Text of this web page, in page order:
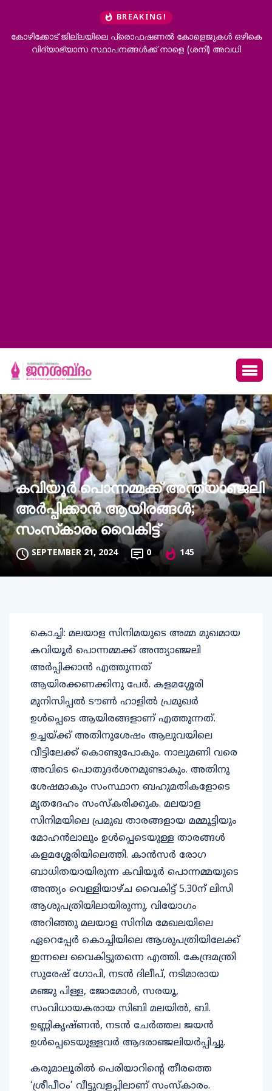
BREAKING!
ജില്ലയിലെ പ്രൊഫഷണൽ കോളെജുകൾ ഒഴികെ
സ്ഥാപനങ്ങൾക്ക് നാളെ (ശനി) അവധി
കവിയൂര്‍ പൊന്നമ്മക്ക് അന്ത്യാഞ്ജലി
അര്‍പ്പിക്കാന്‍ ആയിരങ്ങള്‍;
സംസ്‌കാരം വൈകിട്ട്
SEPTEMBER 21, 2024 0 145
കൊച്ചി: മലയാള സിനിമയുടെ അമ്മ മുഖമായ
കവിയൂര്‍ പൊന്നമ്മക്ക് അന്ത്യാഞ്ജലി
അര്‍പ്പിക്കാന്‍ എത്തുന്നത്
ആയിരക്കണക്കിനു പേര്‍. കളമശ്ശേരി
മുനിസിപ്പല്‍ ടൗണ്‍ ഹാളില്‍ പ്രമുഖര്‍
ഉള്‍പ്പെടെ ആയിരങ്ങളാണ് എത്തുന്നത്.
ഉച്ചയ്ക്ക് അതിനുശേഷം ആലുവയിലെ
വീട്ടിലേക്ക് കൊണ്ടുപോകും. നാലുമണി വരെ
അവിടെ പൊതുദര്‍ശനമുണ്ടാകും. അതിനു
ശേഷമാകും സംസ്ഥാന ബഹുമതികളോടെ
മൃതദേഹം സംസ്‌കരിക്കുക. മലയാള
സിനിമയിലെ പ്രമുഖ താരങ്ങളായ മമ്മൂട്ടിയും
മോഹന്‍ലാലും ഉള്‍പ്പെടെയുള്ള താരങ്ങള്‍
കളമശ്ശേരിയിലെത്തി. കാന്‍സര്‍ രോഗ
ബാധിതയായിരുന്ന കവിയൂര്‍ പൊന്നമ്മയുടെ
അന്ത്യം വെള്ളിയാഴ്ച വൈകിട്ട് 5.30ന് ലിസി
ആശുപത്രിയിലായിരുന്നു. വിയോഗം
അറിഞ്ഞു മലയാള സിനിമ മേഖലയിലെ
ഏറെപ്പേര്‍ കൊച്ചിയിലെ ആശുപത്രിയിലേക്ക്
ഇന്നലെ വൈകിട്ടുതന്നെ എത്തി. കേന്ദ്രമന്ത്രി
സുരേഷ് ഗോപി, നടന്‍ ദിലീപ്, നടിമാരായ
മഞ്ജു പിള്ള, ജോമോള്‍, സരയൂ,
സംവിധായകരായ സിബി മലയില്‍, ബി.
ഉണ്ണികൃഷ്ണന്‍, നടന്‍ ചേര്‍ത്തല ജയന്‍
ഉള്‍പ്പെടെയുള്ളവര്‍ ആദരാഞ്ജലിയര്‍പ്പിച്ചു.
കരുമാലൂരില്‍ പെരിയാറിന്റെ തീരത്തെ
‘ശ്രീപീഠം’ വീട്ടുവളപ്പിലാണ് സംസ്‌കാരം.